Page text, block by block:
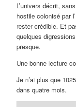
L’univers décrit,
hostile colonisé par
rester crédible. Et
quelques
presque.
Une bonne lecture
Je n’ai plus que
dans quatre mois.